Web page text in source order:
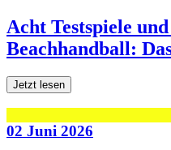
Acht Testspiele
Beachhandball:
Jetzt lesen
02 Juni 2026